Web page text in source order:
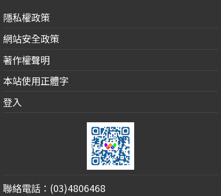
隱私權政策
網站安全政策
著作權聲明
本站使用正體字
登入
聯絡電話：(03)4806468